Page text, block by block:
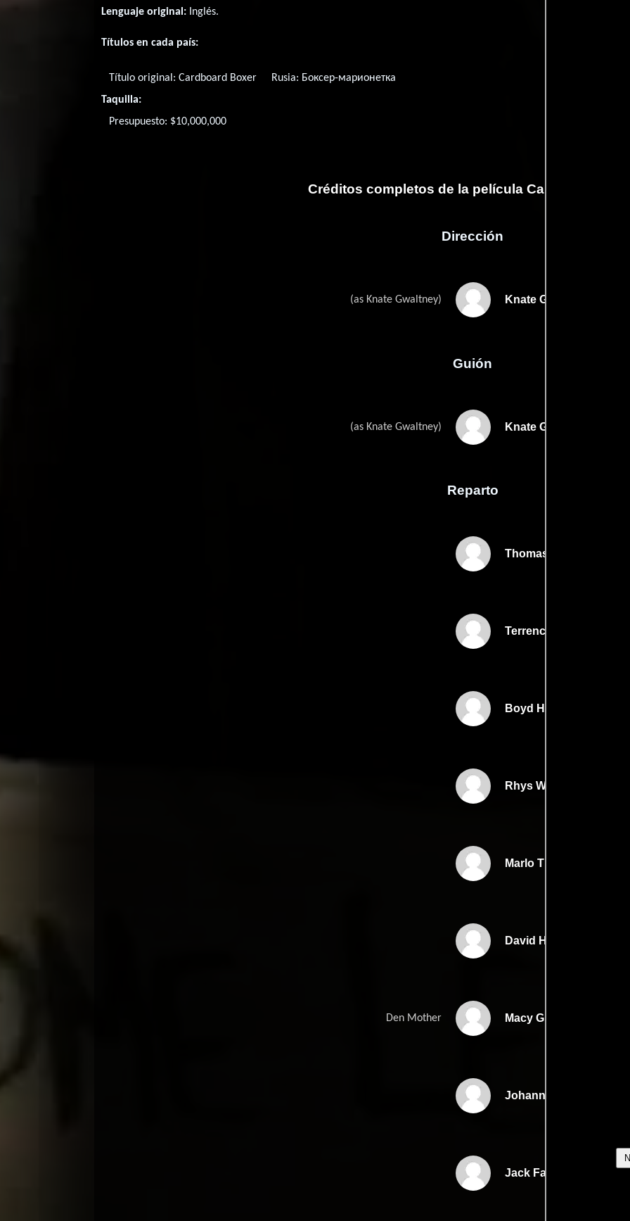
Lenguaje original: Inglés.
Títulos en cada país:
Título original: Cardboard Boxer Rusia: Боксер-марионетка
Taquilla:
Presupuesto: $10,000,000
Créditos completos de la película Cardboard
Dirección
(as Knate Gwaltney) Knate Gwaltney
Guión
(as Knate Gwaltney) Knate Gwaltneys
Reparto
Thomas Haden Church
Terrence Howard
Boyd Holbrook
Rhys Wakefield
Marlo Thomas
David Henrie
Den Mother Macy Gray
Johanna Braddy
Jack Falahee